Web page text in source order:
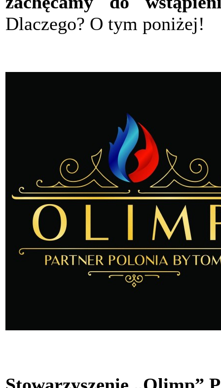
Dlaczego? O tym poniżej!